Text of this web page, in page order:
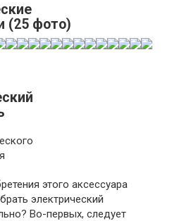
(25 фото)
этого аксессуара
электрический
Во-первых, следует